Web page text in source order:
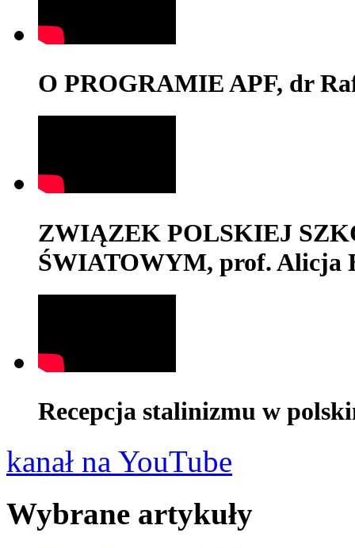
O PROGRAMIE APF, dr
ZWIĄZEK POLSKIEJ
ŚWIATOWYM, prof. Alicja
Recepcja stalinizmu w
kanał na YouTube
Wybrane artykuły